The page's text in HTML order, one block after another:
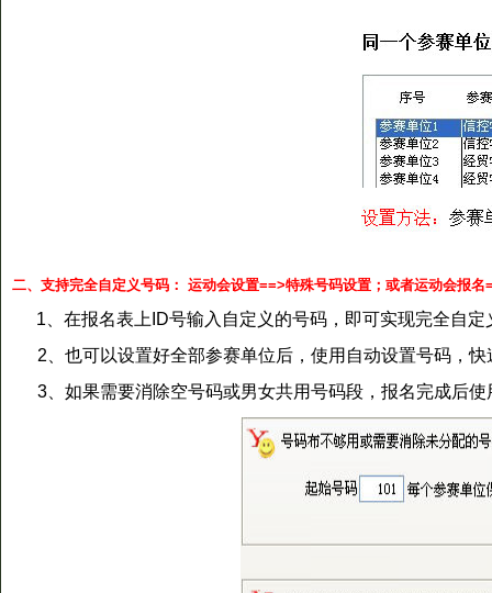
二、支持完全自定义号码： 运动会设置==>特殊号码设置；或者运动会报名
1、在报名表上ID号输入自定义的号码，即可实现完全自定
2、也可以设置好全部参赛单位后，使用自动设置号码，快
3、如果需要消除空号码或男女共用号码段，报名完成后